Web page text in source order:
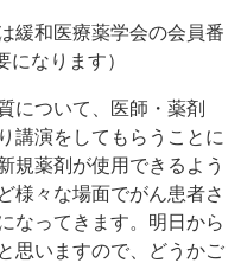
緩和医療薬学会の会員番
なります）
について、医師・薬剤
講演をしてもらうことに
規薬剤が使用できるよう
様々な場面でがん患者さ
なってきます。明日から
思いますので、どうかご